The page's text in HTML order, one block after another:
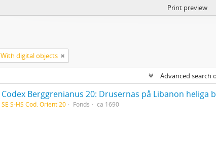
Print preview
With digital objects
Advanced search
Codex Berggrenianus 20: Drusernas på Libanon heliga
SE S-HS Cod. Orient 20 Fonds ca 1690